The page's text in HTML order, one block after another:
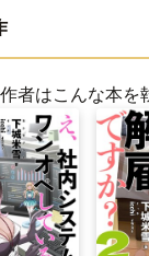
者はこんな本を